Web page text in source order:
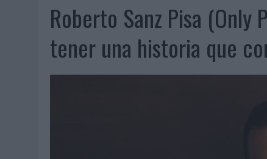
07/08/2026
|
PATRÓN CONVIERTE EL NUEVO SINGLE DE ARÓN
07/08/2026
| EL VERANO PONE A PRUEBA LA ESTRATEGIA DIGITAL
07/08/2026
VUELING CONVIERTE LOS RECUERDOS EN
SIETE DE CADA DIEZ EMPRESAS ESPAÑOLAS NO
LA TELEVISIÓN SIGUE LIDERANDO EL CONSUMO DE
Roberto Sanz Pisa (Only
tener una historia que